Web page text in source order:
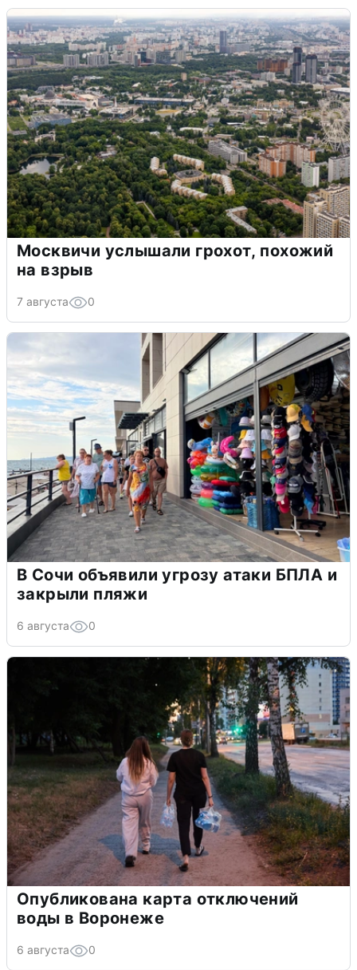
Москвичи услышали грохот, похожий
на взрыв
7 августа 0
В Сочи объявили угрозу атаки БПЛА и
закрыли пляжи
6 августа 0
Опубликована карта отключений
воды в Воронеже
6 августа 0